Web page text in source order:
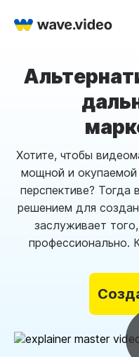
Хотите, чтобы
мощной и окупаемой
перспективе? Тогда
решением для
заслуживает
профессионально.